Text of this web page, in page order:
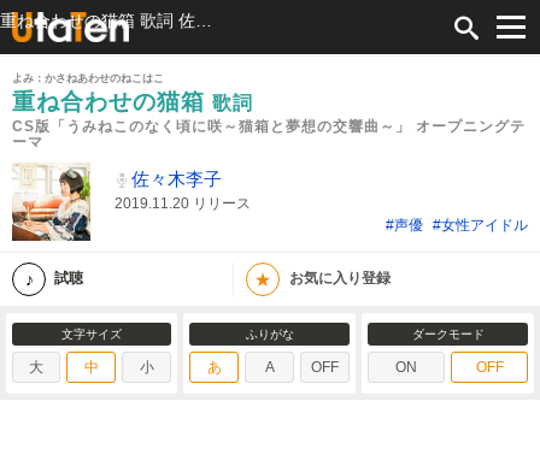
よみ：かさねあわせのねこはこ
重ね合わせの猫箱 歌詞
CS版「うみねこのなく頃に咲～猫箱と夢想の交響曲～」 オープニングテ
ーマ
佐々木李子
2019.11.20 リリース
#声優 #女性アイドル
試聴 ★ お気に入り登録
文字サイズ
大 中 小
ふりがな
あ A OFF
ダークモード
ON OFF